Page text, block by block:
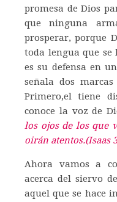
promesa de Dios
que ninguna
prosperar, porque
toda lengua que se
es su defensa en
señala dos
Primero,el tiene
conoce la voz de
los ojos de los que
oirán atentos.(Isaas
Ahora vamos a
acerca del siervo
aquel que se hace